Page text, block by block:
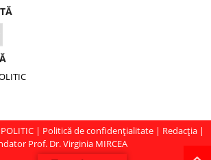
| Politică de confidențialitate | Redacția |
Prof. Dr. Virginia MIRCEA